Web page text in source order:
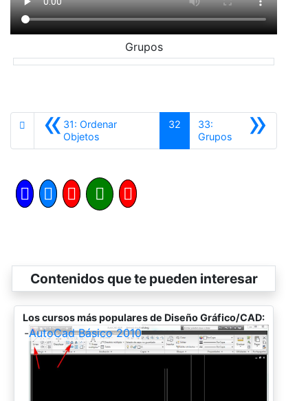
Grupos
«31: Ordenar
Objetos
32 »
33:
Grupos Siguiente
Contenidos que te pueden interesar
Los cursos más populares de Diseño Gráfico/CAD:
-AutoCad Básico 2010